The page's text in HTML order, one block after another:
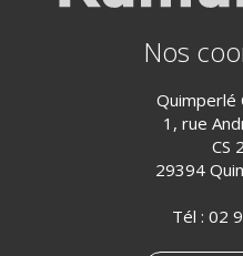
Nos
Quimperlé
1, rue
CS
29394
Tél : 02